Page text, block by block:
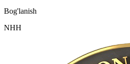
Bog'lanish
NHH